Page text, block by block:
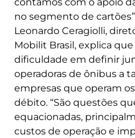
contamos com o apoio
no segmento de
Leonardo Ceragiolli,
Mobilit Brasil, explica
dificuldade em definir
operadoras de ônibus a
empresas que operam
débito. “São questões
equacionadas,
custos de operação e